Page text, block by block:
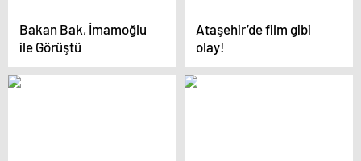
Bakan Bak, İmamoğlu
ile Görüştü
Ataşehir’de film gibi
olay!